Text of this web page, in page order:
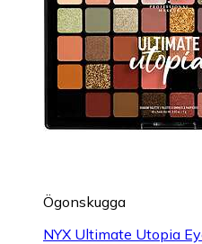
Ögonskugga
NYX Ultimate Utopia